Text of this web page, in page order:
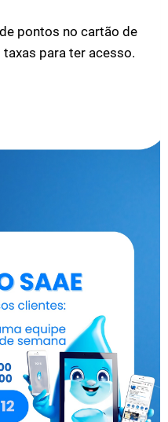
pontos no cartão de
para ter acesso.